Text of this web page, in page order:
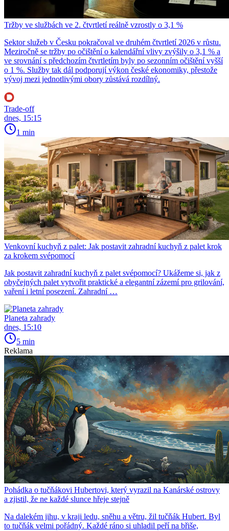
Tržby ve službách ve 2. čtvrtletí reálně vzrostly o 3,1 %
Sektor služeb v Česku pokračoval ve druhém čtvrtletí 2026 v růstu.
Meziročně se tržby po očištění o kalendářní vlivy zvýšily o 3,1 % a
ve srovnání s předchozím čtvrtletím byly po sezonním očištění vyšší
o 1 %. Služby tak dál podporují výkon české ekonomiky, přestože
vývoj mezi jednotlivými obory zůstává rozdílný.
Trade-off
dnes, 15:15
1 min
Venkovní kuchyň z palet: Jak postavit zahradní kuchyň z palet krok
za krokem svépomocí
Jak postavit zahradní kuchyň z palet svépomocí? Ukážeme si, jak z
obyčejných palet vytvořit praktické a elegantní zázemí pro grilování,
vaření i letní posezení. Zahradní …
Planeta zahrady
dnes, 15:10
5 min
Reklama
Pohádka o tučňákovi Hubertovi, který vyrazil na Kanárské ostrovy
a zjistil, že ne každé slunce hřeje stejně
Na dalekém jihu, v kraji ledu, sněhu a větru, žil tučňák Hubert. Byl
to tučňák velmi pořádný. Každé ráno si uhladil peří na břiše,